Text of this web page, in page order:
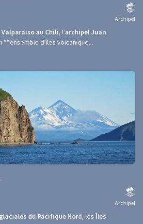
Archipel
Valparaiso au Chili, l'archipel Juan
**ensemble d'îles volcanique...
Archipel
du Pacifique Nord, les Îles